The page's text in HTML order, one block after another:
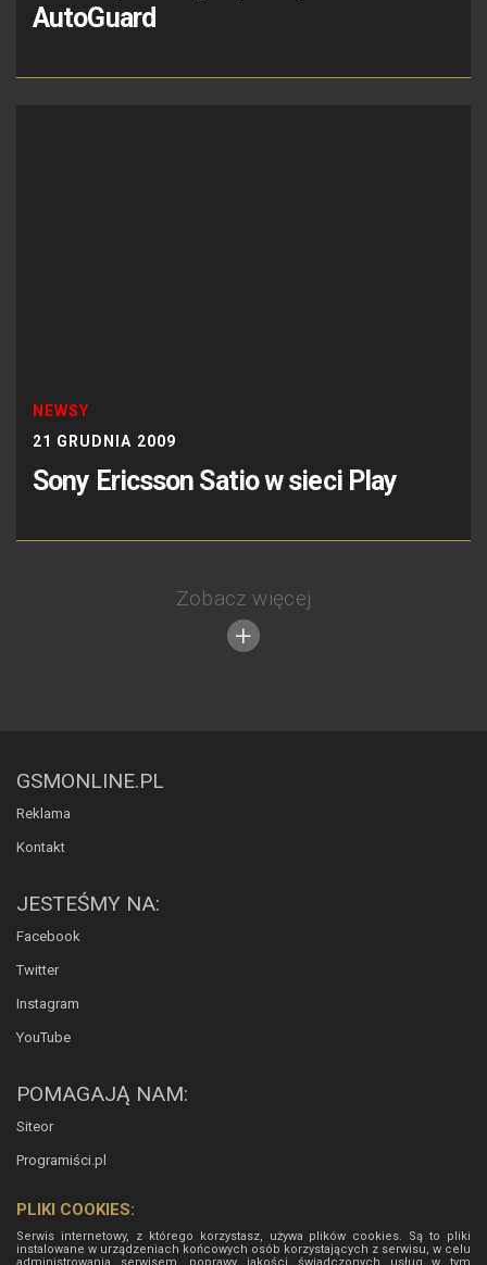
AutoGuard
NEWSY
21 GRUDNIA 2009
Sony Ericsson Satio w sieci Play
Zobacz więcej
GSMONLINE.PL
Reklama
Kontakt
JESTEŚMY NA:
Facebook
Twitter
Instagram
YouTube
POMAGAJĄ NAM:
Siteor
Programiści.pl
PLIKI COOKIES:
Serwis internetowy, z którego korzystasz, używa plików cookies. Są to pliki
instalowane w urządzeniach końcowych osób korzystających z serwisu, w celu